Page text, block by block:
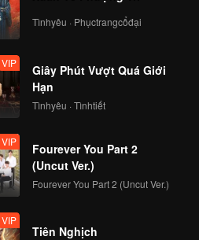
Tìnhyêu · Phụctrangcổđại
VIP
Giây Phút Vượt Quá Giới
Hạn
Tìnhyêu · Tìnhtiết
VIP
Fourever You Part 2
(Uncut Ver.)
Fourever You Part 2 (Uncut Ver.)
VIP
Tiên Nghịch